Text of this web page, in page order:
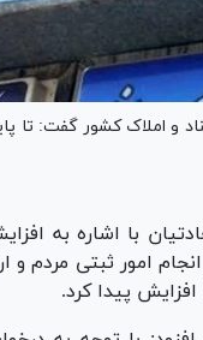
با اشاره به
امور ثبتی مردم